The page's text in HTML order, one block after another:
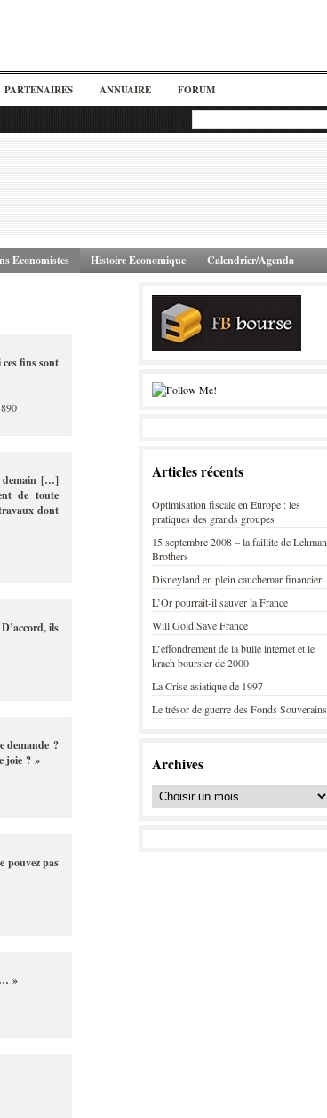
PARTENAIRES ANNUAIRE FORUM
Economistes Histoire Economique Calendrier/Agenda
fins sont
demain […]
de toute
dont
ils
demande ?
joie ? »
pouvez pas
»
Articles récents
Optimisation fiscale en Europe : les
pratiques des grands groupes
15 septembre 2008 – la faillite de Lehman
Brothers
Disneyland en plein cauchemar financier
L’Or pourrait-il sauver la France
Will Gold Save France
L’effondrement de la bulle internet et le
krach boursier de 2000
La Crise asiatique de 1997
Le trésor de guerre des Fonds Souverains
Archives